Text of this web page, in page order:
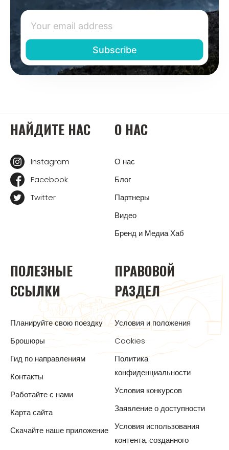
НАЙДИТЕ НАС
Instagram
Facebook
Twitter
О НАС
О нас
Блог
Партнеры
Видео
Бренд и Медиа Хаб
ПОЛЕЗНЫЕ
ССЫЛКИ
Планируйте свою поездку
Брошюры
Гид по направлениям
Контакты
Работайте с нами
Карта сайта
Скачайте наше приложение
ПРАВОВОЙ
РАЗДЕЛ
Условия и положения
Cookies
Политика
конфиденциальности
Условия конкурсов
Заявление о доступности
Условия использования
контента, созданного